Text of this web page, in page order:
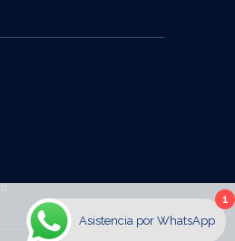
1
Asistencia por WhatsApp